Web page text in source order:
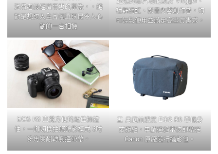
消費者最經濟實惠的享受，，絕
對是想跨入全片幅單眼最令人心
動的一台相機
社群網紅、影音內容創作者，均
可輕鬆使用並滿足高畫質需求。
EOS R8 直覺方便的絕佳操控
性，一鍵切換拍照錄影模式 3吋
多角度翻轉觸控螢幕。
五 月底前購買 EOS R8 單機身
或鏡組，申請通過審核即贈送
Canon 原廠隨行攝影包。